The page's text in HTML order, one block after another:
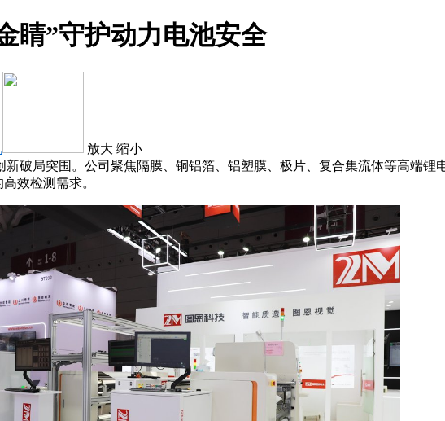
睛”守护动力电池安全
放大 缩小
破局突围。公司聚焦隔膜、铜铝箔、铝塑膜、极片、复合集流体等高端锂
效检测需求。